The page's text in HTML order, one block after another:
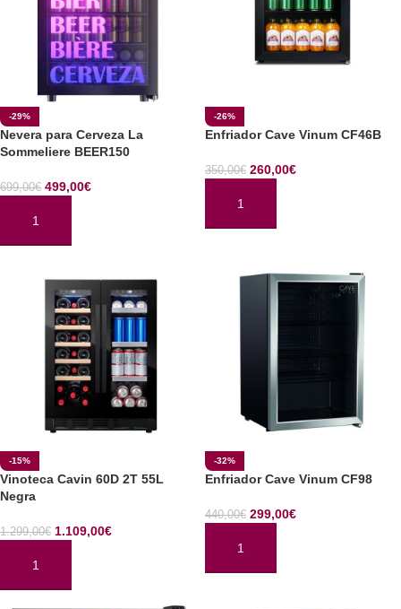
-29%
Nevera para Cerveza La
Sommeliere BEER150
699,00€ 499,00€
AÑADIR AL CARRITO
-26%
Enfriador Cave Vinum CF46B
350,00€ 260,00€
AÑADIR AL CARRITO
-15%
Vinoteca Cavin 60D 2T 55L
Negra
1.299,00€ 1.109,00€
AÑADIR AL CARRITO
-32%
Enfriador Cave Vinum CF98
440,00€ 299,00€
AÑADIR AL CARRITO